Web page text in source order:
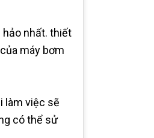
hảo nhất. thiết
máy bơm
làm việc sẽ
có thể sử